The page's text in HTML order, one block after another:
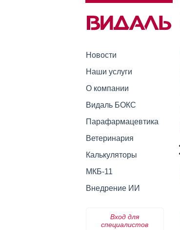
Новости
Наши услуги
О компании
Видаль БОКС
Парафармацевтика
Ветеринария
Калькуляторы
МКБ-11
Внедрение ИИ
Вход для
специалистов